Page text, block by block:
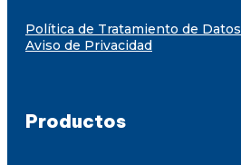
Política de Tratamiento de Datos
Aviso de Privacidad
Productos